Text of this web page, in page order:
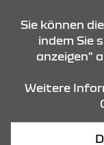
Datenschutz
Sie können
indem Sie
anzeigen"
Weitere